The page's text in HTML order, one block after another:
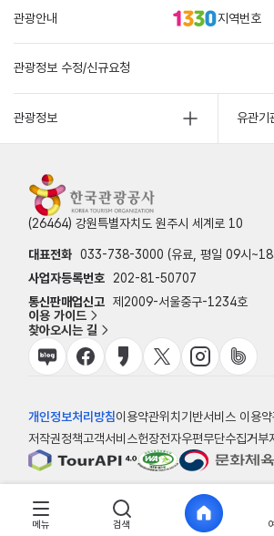
관광안내 지역번호
관광정보 수정/신규요청
관광정보 유관기
(26464) 강원특별자치도 원주시 세계로 10
대표전화 033-738-3000 (유료, 평일 09시~18
사업자등록번호
202-81-50707
통신판매업신고 제2009-서울중구-1234호
이용 가이드
찾아오시는 길
개인정보처리방침이용약관위치기반서비스 이용
저작권정책고객서비스헌장전자우편무단수집거부
© 한국관광공사
메뉴 검색